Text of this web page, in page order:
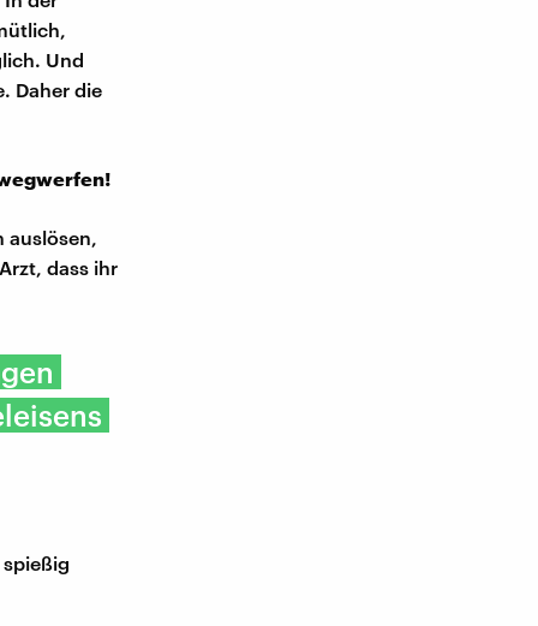
Und
Daher die
auslösen,
dass ihr